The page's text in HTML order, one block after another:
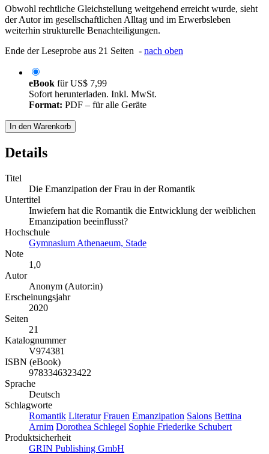
Obwohl rechtliche Gleichstellung weitgehend erreicht wurde, sieht
der Autor im gesellschaftlichen Alltag und im Erwerbsleben
weiterhin strukturelle Benachteiligungen.
Ende der Leseprobe aus 21 Seiten - nach oben
eBook fürUS$ 7,99
Sofort herunterladen. Inkl. MwSt.
Format: PDF – für alle Geräte
In den Warenkorb
Details
Titel
Die Emanzipation der Frau in der Romantik
Untertitel
Inwiefern hat die Romantik die Entwicklung der weiblichen
Emanzipation beeinflusst?
Hochschule
Gymnasium Athenaeum, Stade
Note
1,0
Autor
Anonym (Autor:in)
Erscheinungsjahr
2020
Seiten
21
Katalognummer
V974381
ISBN (eBook)
9783346323422
Sprache
Deutsch
Schlagworte
Romantik Literatur Frauen Emanzipation Salons Bettina
Arnim Dorothea Schlegel Sophie Friederike Schubert
Produktsicherheit
GRIN Publishing GmbH